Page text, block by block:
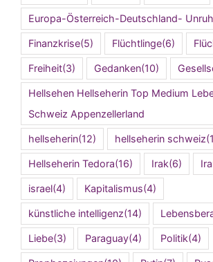
Europa-Österreich-Deutschland-
Finanzkrise(5) Flüchtlinge(6)
Freiheit(3) Gedanken(10)
Hellsehen Hellseherin Top Medium
Schweiz Appenzellerland
hellseherin(12) hellseherin schweiz
Hellseherin Tedora(16) Irak(6)
israel(4) Kapitalismus(4)
künstliche intelligenz(14)
Liebe(3) Paraguay(4) Politik(4)